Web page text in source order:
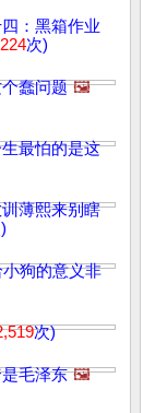
四：黑箱作业
次)
蠢问题 🖼️
最怕的是这
薄熙来别瞎
狗的意义非
次)
毛泽东 🖼️